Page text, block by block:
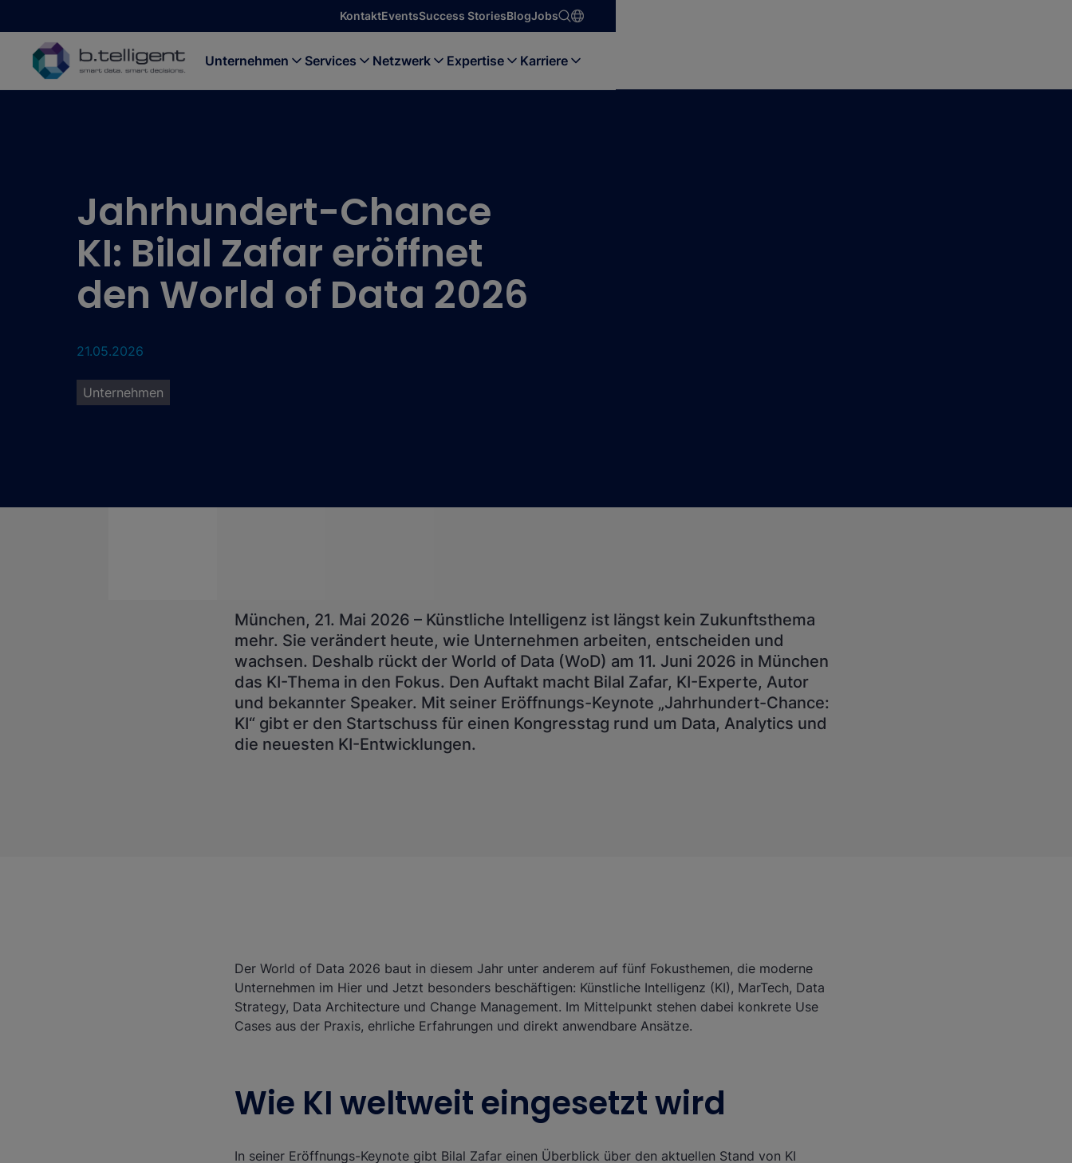
KontaktEventsSuccess StoriesBlogJobs
Unternehmen Services Netzwerk Expertise Karriere
Jahrhundert-Chance
KI: Bilal Zafar eröffnet
den World of Data 2026
21.05.2026
Unternehmen
München, 21. Mai 2026 – Künstliche Intelligenz ist längst kein Zukunftsthema
mehr. Sie verändert heute, wie Unternehmen arbeiten, entscheiden und
wachsen. Deshalb rückt der World of Data (WoD) am 11. Juni 2026 in München
das KI-Thema in den Fokus. Den Auftakt macht Bilal Zafar, KI-Experte, Autor
und bekannter Speaker. Mit seiner Eröffnungs-Keynote „Jahrhundert-Chance:
KI“ gibt er den Startschuss für einen Kongresstag rund um Data, Analytics und
die neuesten KI-Entwicklungen.
Der World of Data 2026 baut in diesem Jahr unter anderem auf fünf Fokusthemen, die moderne
Unternehmen im Hier und Jetzt besonders beschäftigen: Künstliche Intelligenz (KI), MarTech, Data
Strategy, Data Architecture und Change Management. Im Mittelpunkt stehen dabei konkrete Use
Cases aus der Praxis, ehrliche Erfahrungen und direkt anwendbare Ansätze.
Wie KI weltweit eingesetzt wird
In seiner Eröffnungs-Keynote gibt Bilal Zafar einen Überblick über den aktuellen Stand von KI